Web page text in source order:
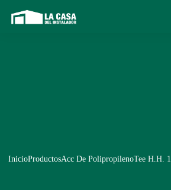
InicioProductosAcc De PolipropilenoTee H.H.